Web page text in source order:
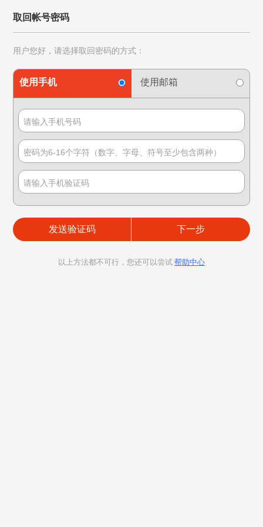
取回帐号密码
用户您好，请选择取回密码的方式：
使用手机 使用邮箱
发送验证码
以上方法都不可行，您还可以尝试 帮助中心